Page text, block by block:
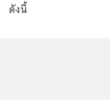
ดังนี้